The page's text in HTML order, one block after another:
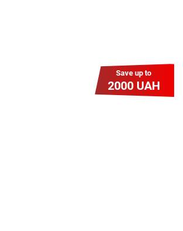
Save up to
2000 UAH